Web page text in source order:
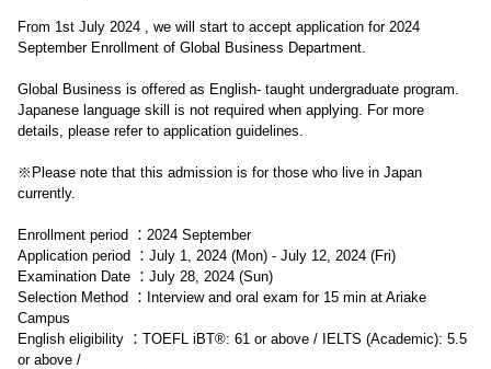
From 1st July 2024 , we will start to accept application for 2024
September Enrollment of Global Business Department.
Global Business is offered as English- taught undergraduate program.
Japanese language skill is not required when applying. For more
details, please refer to application guidelines.
※Please note that this admission is for those who live in Japan
currently.
Enrollment period ：2024 September
Application period ：July 1, 2024 (Mon) - July 12, 2024 (Fri)
Examination Date ：July 28, 2024 (Sun)
Selection Method ：Interview and oral exam for 15 min at Ariake
Campus
English eligibility ：TOEFL iBT®: 61 or above / IELTS (Academic): 5.5
or above /